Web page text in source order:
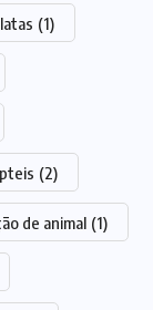
(1)
(2)
de animal (1)